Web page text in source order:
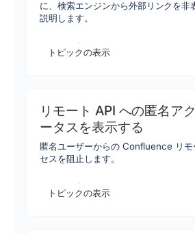
に、検索エンジンから外部リンクを非
説明します。
トピックの表示
リモート API への匿名ア
ータスを表示する
匿名ユーザーからの Confluence リモ
セスを阻止します。
トピックの表示